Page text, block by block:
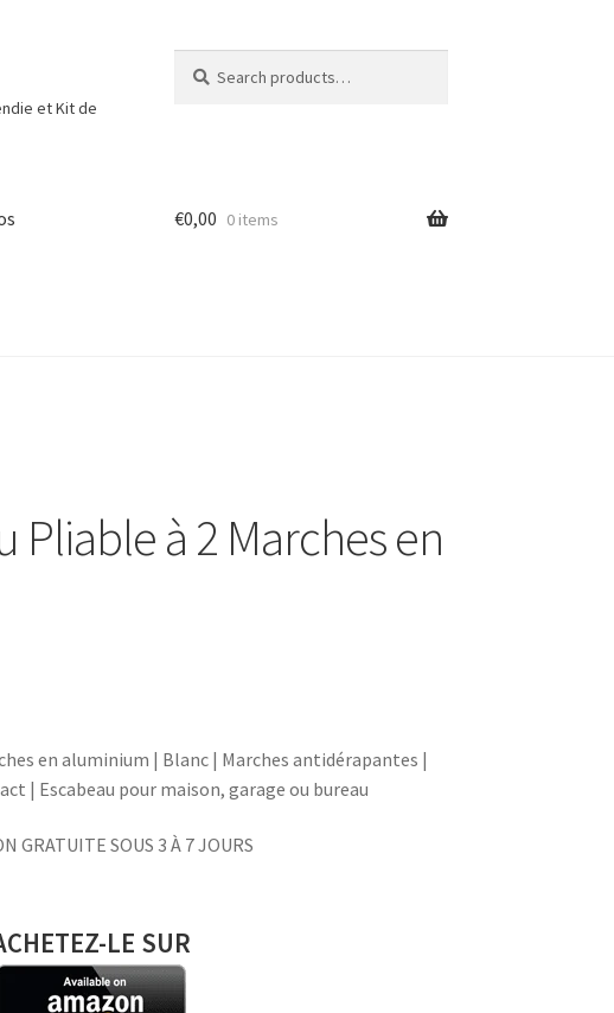
et Kit de
for:
€0,00 0 items
Pliable à 2 Marches en
en aluminium | Blanc | Marches antidérapantes |
| Escabeau pour maison, garage ou bureau
GRATUITE SOUS 3 À 7 JOURS
LE SUR